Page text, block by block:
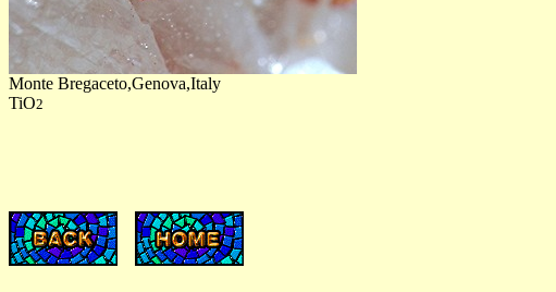
Monte Bregaceto,Genova,Italy
TiO2